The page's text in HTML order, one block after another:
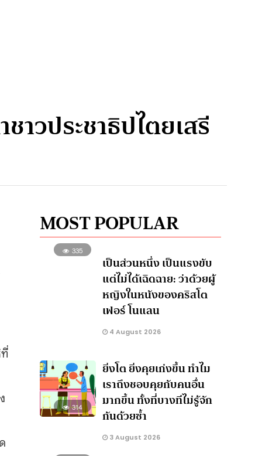
าวประชาธิปไตยเสรี
MOST POPULAR
335
เป็นส่วนหนึ่ง เป็นแรงขับ
แต่ไม่ได้เฉิดฉาย: ว่าด้วยผู้
หญิงในหนังของคริสโต
เฟอร์ โนแลน
4 August 2026
314
ยิ่งโต ยิ่งคุยเก่งขึ้น ทำไม
เราถึงชอบคุยกับคนอื่น
มากขึ้น ทั้งที่บางทีไม่รู้จัก
กันด้วยซ้ำ
3 August 2026